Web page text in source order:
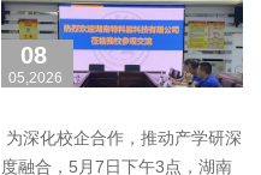
08
05,2026
为深化校企合作，推动产学研深
度融合，5月7日下午3点，湖南